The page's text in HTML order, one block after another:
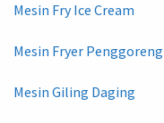
Mesin Fry Ice Cream
Mesin Fryer Penggoreng
Mesin Giling Daging